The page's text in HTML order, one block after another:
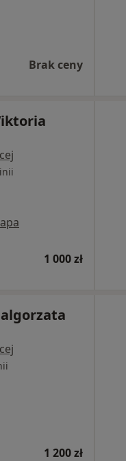
Brak ceny
1 000 zł
1 200 zł